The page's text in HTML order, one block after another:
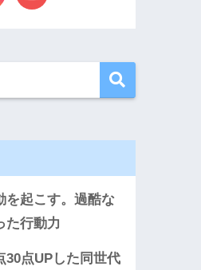
を起こす。過酷な
た行動力
30点UPした同世代